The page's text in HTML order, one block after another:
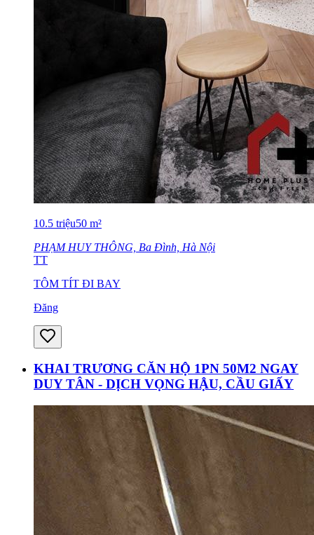
10.5 triệu50 m²
PHẠM HUY THÔNG, Ba Đình, Hà Nội
TT
TÔM TÍT ĐI BAY
Đăng
KHAI TRƯƠNG CĂN HỘ 1PN 50M2 NGAY
DUY TÂN - DỊCH VỌNG HẬU, CẦU GIẤY